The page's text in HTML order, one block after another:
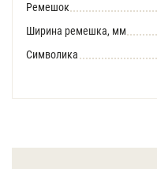
Ремешок
Ширина ремешка, мм
Символика